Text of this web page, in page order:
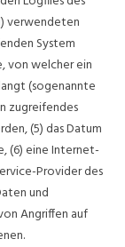
verwendeten
System
von welcher ein
(sogenannte
zugreifendes
(5) das Datum
(6) eine Internet-
Provider des
und
Angriffen auf